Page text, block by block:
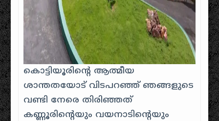
കൊട്ടിയൂരിന്റെ ആത്മീയ
ശാന്തതയോട് വിടപറഞ്ഞ് ഞങ്ങളുടെ
വണ്ടി നേരെ തിരിഞ്ഞത്
കണ്ണൂരിന്റെയും വയനാടിന്റെയും